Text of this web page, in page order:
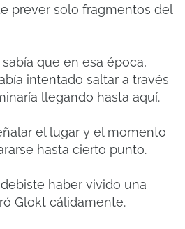
prever solo fragmentos del
que en esa época,
intentado saltar a través
llegando hasta aquí.
el lugar y el momento
hasta cierto punto.
haber vivido una
Glokt cálidamente.